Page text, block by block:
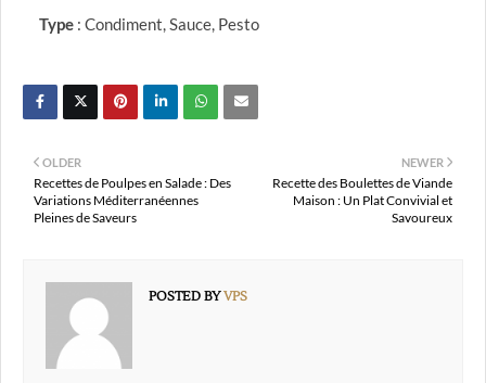
Type : Condiment, Sauce, Pesto
NEWER
Recette des Boulettes de Viande
Maison : Un Plat Convivial et
Savoureux
OLDER
Recettes de Poulpes en Salade : Des
Variations Méditerranéennes
Pleines de Saveurs
POSTED BYVPS